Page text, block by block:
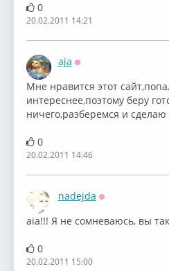
0
20.02.2011 14:21
aja
Мне нравится этот
интереснее,поэтому беру
ничего,разберемся и сделаю
0
20.02.2011 14:46
nadejda
aia!!! Я не сомневаюсь, вы
0
20.02.2011 15:00